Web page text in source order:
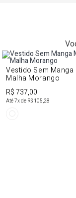
Vestido Sem Manga
Malha Morango
R$ 737,00
Até7x de R$ 105,28